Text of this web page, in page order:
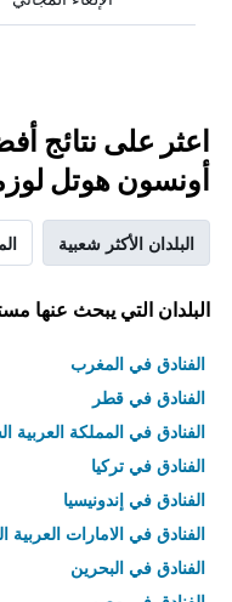
اعثر على نتائج
أونسون هوتل
البلدان الأكثر شعبية
البلدان التي يبحث عنها
الفنادق في المغرب
الفنادق في قطر
الفنادق في المملكة العربية
الفنادق في تركيا
الفنادق في إندونيسيا
الفنادق في الامارات العربية
الفنادق في البحرين